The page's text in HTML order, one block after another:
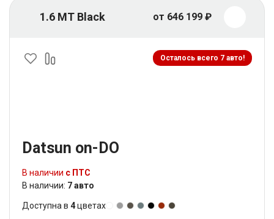
1.6 MT Black от 646 199 ₽
Осталось всего 7 авто!
Datsun on-DO
В наличии с ПТС
В наличии: 7 авто
Доступна в 4цветах